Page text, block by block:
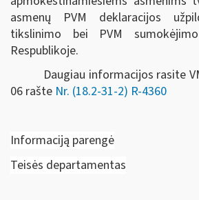
asmenų PVM deklaracijos
tikslinimo bei PVM
Respublikoje.
Daugiau informacijos rasite
06 rašte Nr. (18.2-31-2) R-4360
Informaciją parengė
Teisės departamentas